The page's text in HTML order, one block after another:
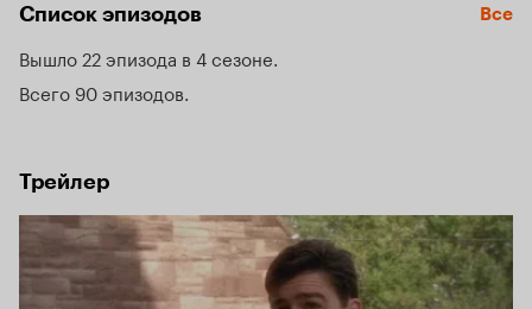
скептически, но потом начал спасать человеческие жизни
друзей, Чака и Мариссы, Гари стал человеком,
выполняющим некую миссию, хотя так и не узнал, как и
Список эпизодов Все
Вышло 22 эпизода в 4 сезоне
Всего 90 эпизодов
Трейлер